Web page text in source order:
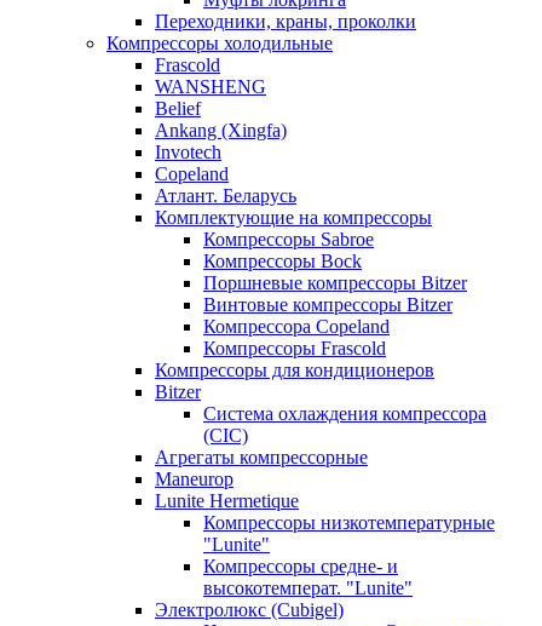
Переходники, краны, проколки
Компрессоры холодильные
Frascold
WANSHENG
Belief
Ankang (Xingfa)
Invotech
Copeland
Атлант. Беларусь
Комплектующие на компрессоры
Компрессоры Sabroe
Компрессоры Bock
Поршневые компрессоры Bitzer
Винтовые компрессоры Bitzer
Компрессора Copeland
Компрессоры Frascold
Компрессоры для кондиционеров
Bitzer
Система охлаждения компрессора
(CIC)
Агрегаты компрессорные
Maneurop
Lunite Hermetique
Компрессоры низкотемпературные
"Lunite"
Компрессоры средне- и
высокотемперат. "Lunite"
Электролюкс (Cubigel)